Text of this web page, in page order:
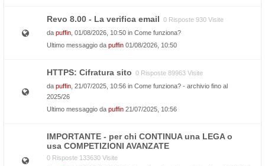
Revo 8.00 - La verifica email 0 Risposte 930 Visite
da puffin , 01/08/2026, 10:50 in Come funziona?
Ultimo messaggio da puffin 01/08/2026, 10:50
HTTPS: Cifratura sito 0 Risposte 89963 Visite
da puffin , 21/07/2025, 10:56 in Come funziona? - archivio fino al
2025/26
Ultimo messaggio da puffin 21/07/2025, 10:56
IMPORTANTE - per chi CONTINUA una LEGA o
usa COMPETIZIONI AVANZATE
0 Risposte 133630 Visite